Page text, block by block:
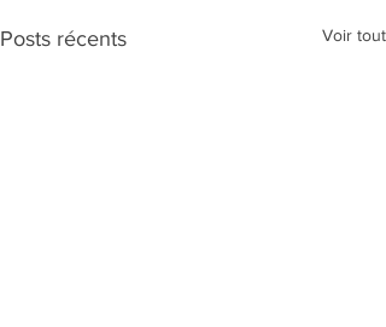
Posts récents Voir tout